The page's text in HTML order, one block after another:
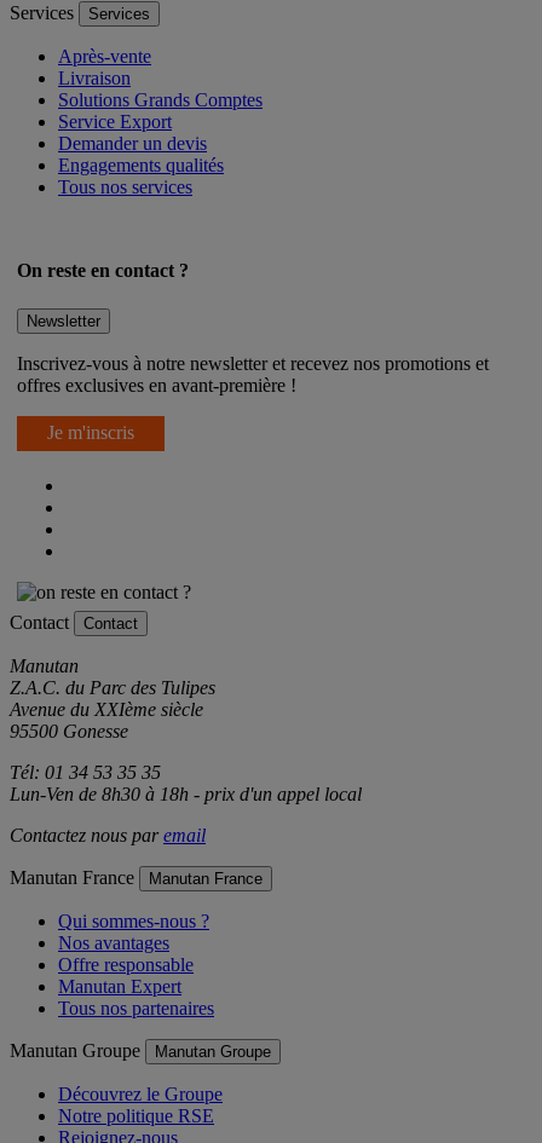
Services Services
Après-vente
Livraison
Solutions Grands Comptes
Service Export
Demander un devis
Engagements qualités
Tous nos services
On reste en contact ?
Newsletter
Inscrivez-vous à notre newsletter et recevez nos promotions et
offres exclusives en avant-première !
Je m'inscris
Contact Contact
Manutan
Z.A.C. du Parc des Tulipes
Avenue du XXIème siècle
95500 Gonesse
Tél: 01 34 53 35 35
Lun-Ven de 8h30 à 18h - prix d'un appel local
Contactez nous paremail
Manutan France Manutan France
Qui sommes-nous ?
Nos avantages
Offre responsable
Manutan Expert
Tous nos partenaires
Manutan Groupe Manutan Groupe
Découvrez le Groupe
Notre politique RSE
Rejoignez-nous